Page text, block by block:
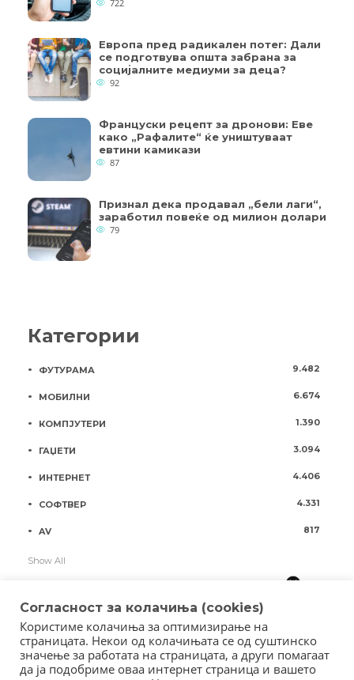
722
Европа пред радикален потег: Дали
се подготвува општа забрана за
социјалните медиуми за деца?
92
Француски рецепт за дронови: Еве
како „Рафалите“ ќе уништуваат
евтини камикази
87
Признал дека продавал „бели лаги“,
заработил повеќе од милион долари
79
Категории
ФУТУРАМА 9.482
МОБИЛНИ 6.674
КОМПЈУТЕРИ 1.390
ГАЏЕТИ 3.094
ИНТЕРНЕТ 4.406
СОФТВЕР 4.331
AV 817
Show All
Согласност за колачиња (cookies)
Користиме колачиња за оптимизирање на
страницата. Некои од колачињата се од суштинско
значење за работата на страницата, а други помагаат
да ја подобриме оваа интернет страница и вашето